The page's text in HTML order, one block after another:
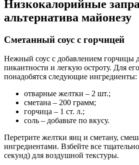
Низкокалорийные
альтернатива майонезу
Сметанный соус с горчицей
Нежный соус с добавлением горчицы
пикантности и легкую остроту. Для
понадобятся следующие ингредиенты:
отварные желтки – 2 шт.;
сметана – 200 грамм;
горчица – 1 ст. л.;
соль – добавьте по вкусу.
Перетрите желтки яиц и сметану,
ингредиентами. Взбейте все
секунд) для воздушной текстуры.